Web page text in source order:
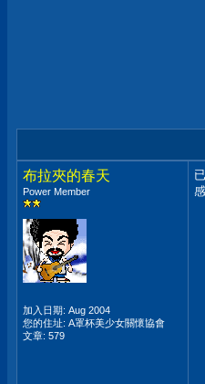
布拉夾的春天
Power Member
加入日期: Aug 2004
您的住址: A罩杯美少女關懷協會
文章: 579